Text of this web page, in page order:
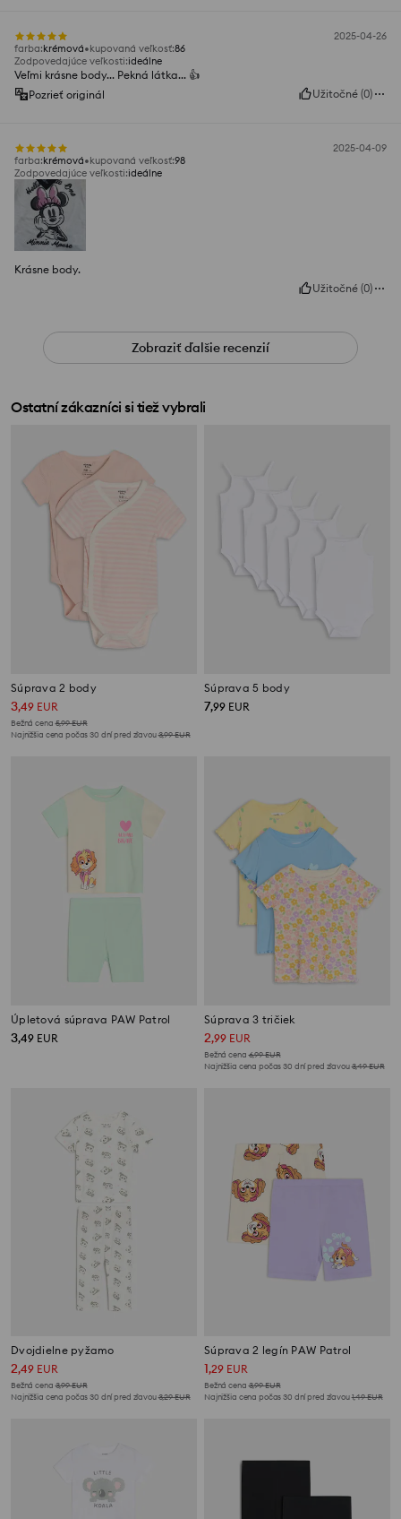
2025-04-26
farba:krémová kupovaná veľkosť:86
Zodpovedajúce veľkosti:ideálne
Veľmi krásne body... Pekná látka... 👍️
Pozrieť originál
Užitočné (0)
2025-04-09
farba:krémová kupovaná veľkosť:98
Zodpovedajúce veľkosti:ideálne
Krásne body.
Užitočné (0)
Zobraziť ďalšie recenzií
Ostatní zákazníci si tiež vybrali
Súprava 2 body
3,49 EUR
Bežná cena 5,99EUR
Najnižšia cena počas 30 dní pred zľavou3,99EUR
Súprava 5 body
7,99 EUR
Úpletová súprava PAW Patrol
3,49 EUR
Súprava 3 tričiek
2,99 EUR
Bežná cena 6,99EUR
Najnižšia cena počas 30 dní pred zľavou3,49EUR
Dvojdielne pyžamo
2,49 EUR
Bežná cena 3,99EUR
Najnižšia cena počas 30 dní pred zľavou3,29EUR
Súprava 2 legín PAW Patrol
1,29 EUR
Bežná cena 3,99EUR
Najnižšia cena počas 30 dní pred zľavou1,49EUR